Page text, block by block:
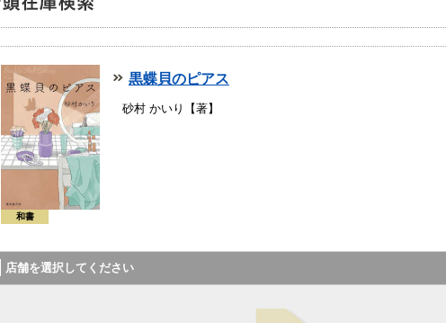
和書
黒蝶貝のピアス
砂村 かいり【著】
店舗を選択してください